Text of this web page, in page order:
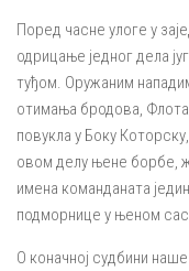
Поред часне улоге у
одрицање једног дела
туђом. Оружаним
отимања бродова,
повукла у Боку
овом делу њене борбе,
имена команданата
подморнице у њеном
О коначној судбини